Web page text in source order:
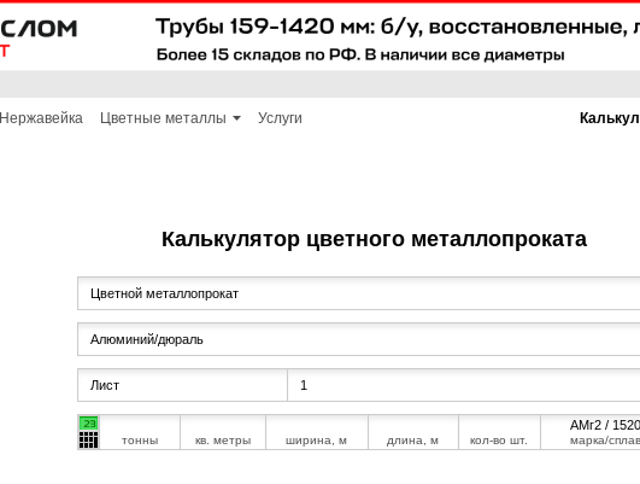
Нержавейка Цветные металлы Услуги
Калькулятор цветного металлопроката
тонны кв. метры ширина, м длина, м кол-во шт.
АМг2 / 1520
марка/сплав